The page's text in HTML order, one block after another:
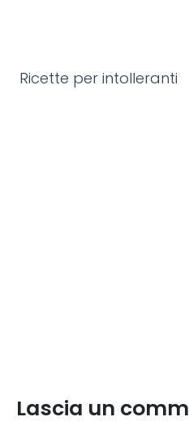
Ricette per intolleranti
Lascia un